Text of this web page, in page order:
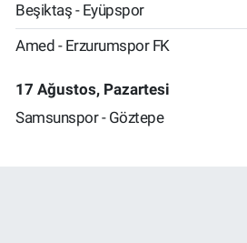
Beşiktaş - Eyüpspor
Amed - Erzurumspor FK
17 Ağustos, Pazartesi
Samsunspor - Göztepe